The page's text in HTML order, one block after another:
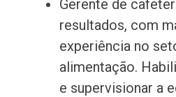
Gerente de
resultados, com
experiência no
alimentação.
e supervisionar a